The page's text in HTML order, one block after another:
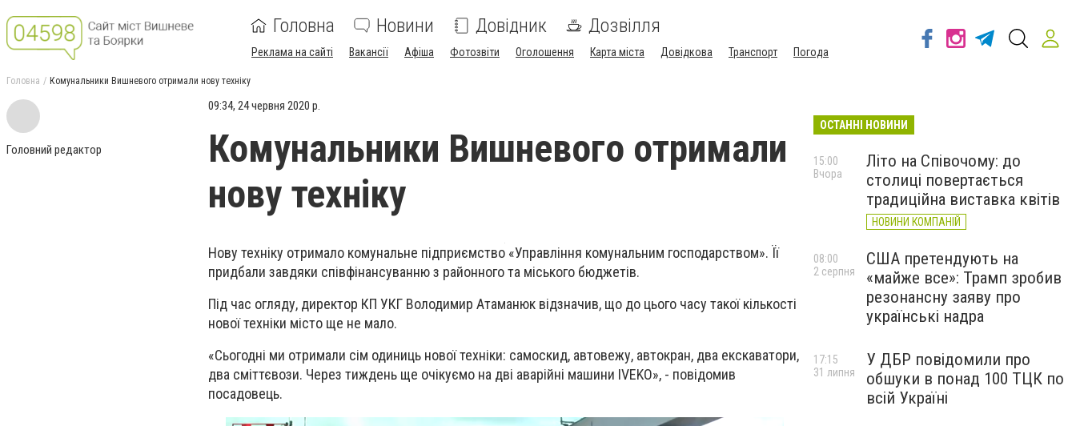
Головна Новини Довідник Дозвілля
Реклама на сайті Вакансії Афіша Фотозвіти Оголошення Карта міста Довідкова Транспорт Погода
Головна Комунальники Вишневого отримали нову техніку
Головний редактор
09:34, 24 червня 2020 р.
Комунальники Вишневого отримали
нову техніку
Нову техніку отримало комунальне підприємство «Управління комунальним господарством». Її
придбали завдяки співфінансуванню з районного та міського бюджетів.
Під час огляду, директор КП УКГ Володимир Атаманюк відзначив, що до цього часу такої кількості
нової техніки місто ще не мало.
«Сьогодні ми отримали сім одиниць нової техніки: самоскид, автовежу, автокран, два екскаватори,
два сміттєвози. Через тиждень ще очікуємо на дві аварійні машини IVEKO», - повідомив
посадовець.
ОСТАННІ НОВИНИ
Літо на Співочому: до
столиці повертається
традиційна виставка квітів
НОВИНИ КОМПАНІЙ
15:00
Вчора
США претендують на
«майже все»: Трамп зробив
резонансну заяву про
українські надра
08:00
2 серпня
У ДБР повідомили про
обшуки в понад 100 ТЦК по
всій Україні
17:15
31 липня